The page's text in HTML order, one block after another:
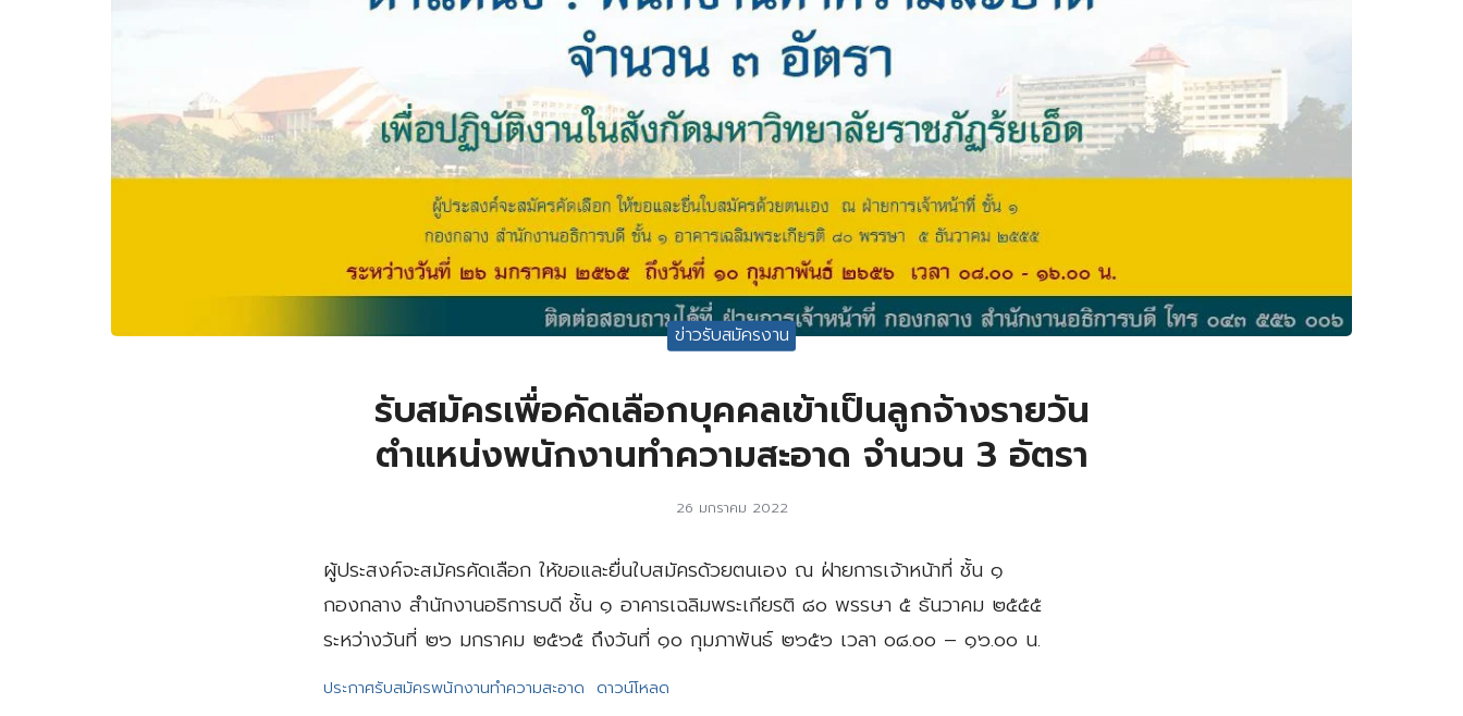
ข่าวรับสมัครงาน
รับสมัครเพื่อคัดเลือกบุคคลเข้าเป็นลูกจ้างรายวัน
ตำแหน่งพนักงานทำความสะอาด จำนวน 3 อัตรา
26 มกราคม 2022
ผู้ประสงค์จะสมัครคัดเลือก ให้ขอและยื่นใบสมัครด้วยตนเอง ณ ฝ่ายการเจ้าหน้าที่ ชั้น ๑
กองกลาง สำนักงานอธิการบดี ชั้น ๑ อาคารเฉลิมพระเกียรติ ๘๐ พรรษา ๕ ธันวาคม ๒๕๕๕
ระหว่างวันที่ ๒๖ มกราคม ๒๕๖๕ ถึงวันที่ ๑๐ กุมภาพันธ์ ๒๖๕๖ เวลา ๐๘.๐๐ – ๑๖.๐๐ น.
ประกาศรับสมัครพนักงานทำความสะอาด ดาวน์โหลด